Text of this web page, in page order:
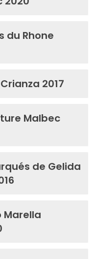
du Rhone
2017
Malbec
de Gelida
Marella